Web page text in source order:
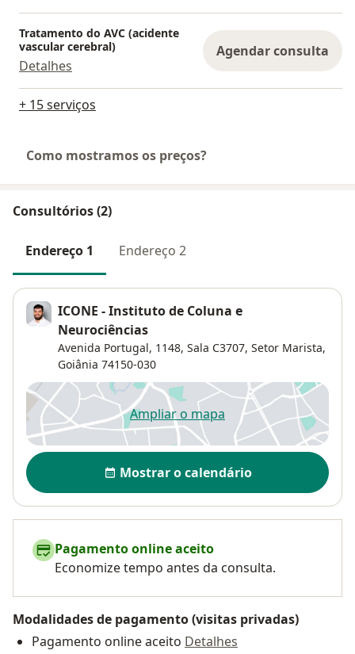
Tratamento do AVC (acidente
vascular cerebral)
Detalhes
Agendar consulta
+ 15 serviços
Como mostramos os preços?
Consultórios (2)
Endereço 1 Endereço 2
ICONE - Instituto de Coluna e
Neurociências
Avenida Portugal, 1148, Sala C3707, Setor Marista,
Goiânia 74150-030
Ampliar o mapaabre num novo separador
Disponibilidade
Mostrar o calendário
Pagamento online aceito
Economize tempo antes da consulta.
Modalidades de pagamento (visitas privadas)
Pagamento online aceito Detalhes